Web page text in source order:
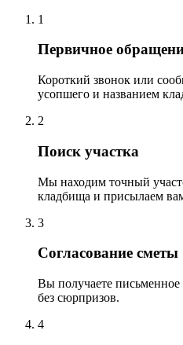
1
Первичное
Короткий звонок или
усопшего и названием
2
Поиск участка
Мы находим точный
кладбища и присылаем
3
Согласование сметы
Вы получаете
без сюрпризов.
4